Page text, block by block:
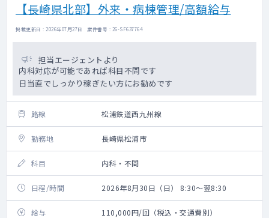
【長崎県北部】外来・病棟管理/高額給与
掲載更新日 : 2026年07月27日 案件番号 : 26-SF637764
担当エージェントより
内科対応が可能であれば科目不問です
日当直でしっかり稼ぎたい方にお勧めです
路線 松浦鉄道西九州線
勤務地 長崎県松浦市
科目 内科・不問
日程/時間 2026年8月30日（日） 8:30～翌8:30
給与 110,000円/回（税込・交通費別）